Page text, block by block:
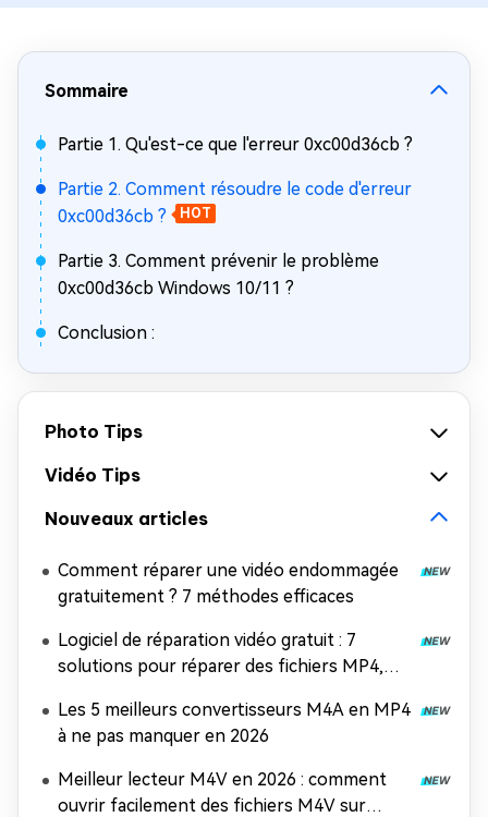
Sommaire
Partie 1. Qu'est-ce que l'erreur 0xc00d36cb ?
Partie 2. Comment résoudre le code d'erreur
0xc00d36cb ?
HOT
Partie 3. Comment prévenir le problème
0xc00d36cb Windows 10/11 ?
Conclusion :
Photo Tips
Vidéo Tips
Nouveaux articles
Comment réparer une vidéo endommagée
gratuitement ? 7 méthodes efficaces
Logiciel de réparation vidéo gratuit : 7
solutions pour réparer des fichiers MP4,
Les 5 meilleurs convertisseurs M4A en MP4
à ne pas manquer en 2026
Meilleur lecteur M4V en 2026 : comment
ouvrir facilement des fichiers M4V sur